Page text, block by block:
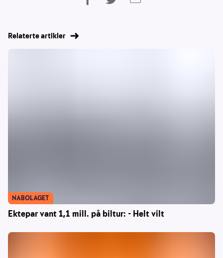
Relaterte artikler
Ektepar vant 1,1 mill. på biltur: - Helt vilt
NABOLAGET